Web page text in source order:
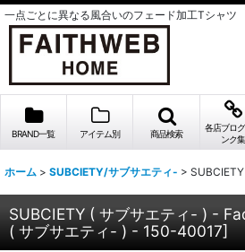
一点ごとに異なる風合いのフェード加工Tシャツ
BRAND一覧 アイテム別 商品検索
各店ブロ
ンク集
ホーム > SUBCIETY/サブサエティ- >
SUBCIETY ( サブサエティ- ) -
( サブサエティ- ) - 150-40017]